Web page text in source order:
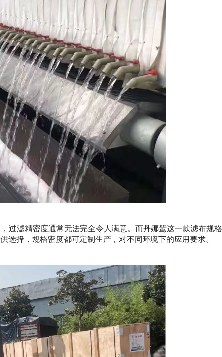
过滤精密度通常无法完全令人满意。而丹娜鸶这一款滤布规格
选择，规格密度都可定制生产，对不同环境下的应用要求。